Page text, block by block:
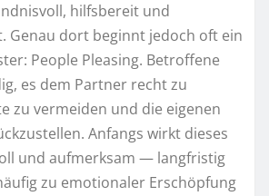
hilfsbereit und
Genau dort beginnt jedoch oft ein
People Pleasing. Betroffene
es dem Partner recht zu
zu vermeiden und die eigenen
Anfangs wirkt dieses
und aufmerksam — langfristig
zu emotionaler Erschöpfung